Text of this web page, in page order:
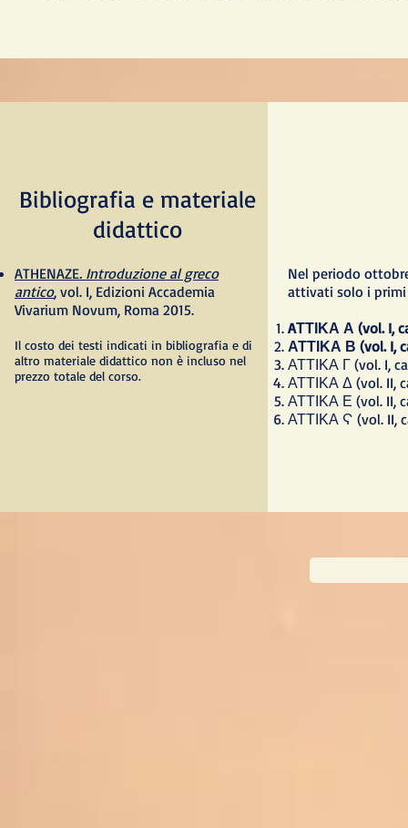
Bibliografia e materiale
didattico
ATHENAZE. Introduzione al greco
antico, vol. I, Edizioni Accademia
Vivarium Novum, Roma 2015.
Il costo dei testi indicati in bibliografia e di
altro materiale didattico non è incluso nel
prezzo totale del corso.
Nel periodo
attivati solo i
AΤΤΙΚΑ Α (vol. I,
ΑΤΤΙΚΑ Β (vol. I,
ΑΤΤΙΚΑ Γ (vol. I,
ΑΤΤΙΚΑ Δ (vol. II,
ΑΤΤΙΚΑ Ε (vol. II,
ΑΤΤΙΚΑ Ϛ (vol. II,